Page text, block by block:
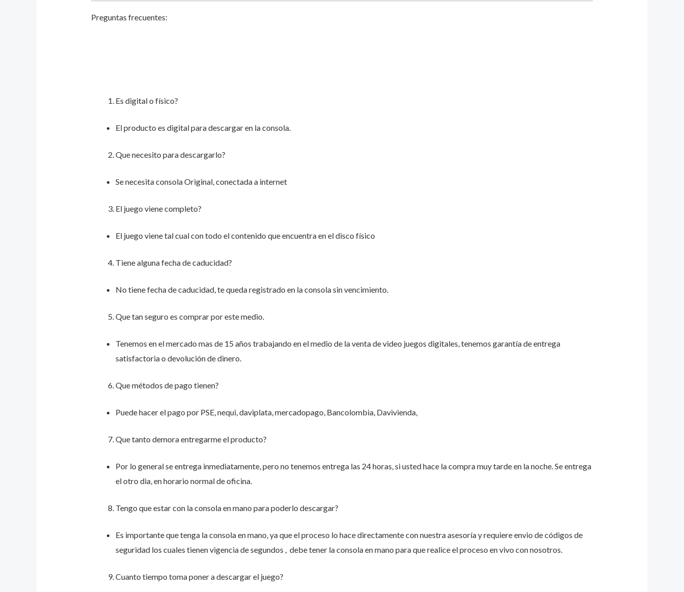
Preguntas frecuentes:
Es digital o físico?
El producto es digital para descargar en la consola.
Que necesito para descargarlo?
Se necesita consola Original, conectada a internet
El juego viene completo?
El juego viene tal cual con todo el contenido que encuentra en el disco físico
Tiene alguna fecha de caducidad?
No tiene fecha de caducidad, te queda registrado en la consola sin vencimiento.
Que tan seguro es comprar por este medio.
Tenemos en el mercado mas de 15 años trabajando en el medio de la venta de video juegos digitales, tenemos garantía de entrega
satisfactoria o devolución de dinero.
Que métodos de pago tienen?
Puede hacer el pago por PSE, nequi, daviplata, mercadopago, Bancolombia, Davivienda,
Que tanto demora entregarme el producto?
Por lo general se entrega inmediatamente, pero no tenemos entrega las 24 horas, si usted hace la compra muy tarde en la noche. Se entrega
el otro dia, en horario normal de oficina.
Tengo que estar con la consola en mano para poderlo descargar?
Es importante que tenga la consola en mano, ya que el proceso lo hace directamente con nuestra asesoría y requiere envio de códigos de
seguridad los cuales tienen vigencia de segundos , debe tener la consola en mano para que realice el proceso en vivo con nosotros.
Cuanto tiempo toma poner a descargar el juego?